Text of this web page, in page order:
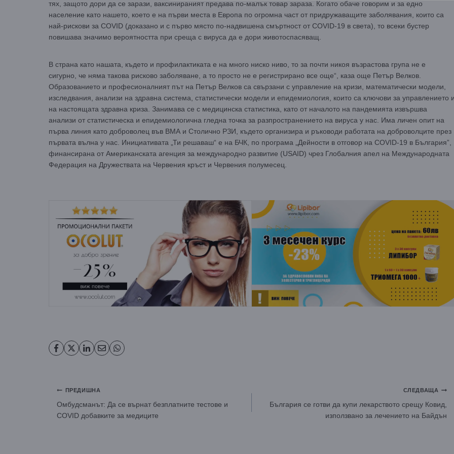
тях, защото дори да се зарази, ваксинираният предава по-малък товар зараза. Когато обаче говорим и за едно
население като нашето, което е на първи места в Европа по огромна част от придружаващите заболявания, които са
най-рискови за COVID (доказано и с първо място по-надвишена смъртност от COVID-19 в света), то всеки бустер
повишава значимо вероятността при среща с вируса да е дори животоспасяващ.
В страна като нашата, където и профилактиката е на много ниско ниво, то за почти никоя възрастова група не е
сигурно, че няма такова рисково заболяване, а то просто не е регистрирано все още“, каза още Петър Велков.
Образованието и професионалният път на Петър Велков са свързани с управление на кризи, математически модели,
изследвания, анализи на здравна система, статистически модели и епидемиология, които са ключови за управлението
на настоящата здравна криза. Занимава се с медицинска статистика, като от началото на пандемията извършва
анализи от статистическа и епидемиологична гледна точка за разпространението на вируса у нас. Има личен опит на
първа линия като доброволец във ВМА и Столично РЗИ, където организира и ръководи работата на доброволците през
първата вълна у нас. Инициативата „Ти решаваш“ е на БЧК, по програма „Дейности в отговор на COVID-19 в България”,
финансирана от Американската агенция за международно развитие (USAID) чрез Глобалния апел на Международната
Федерация на Дружествата на Червения кръст и Червения полумесец.
Навигация
ПРЕДИШНА
Омбудсманът: Да се върнат безплатните тестове и
COVID добавките за медиците
СЛЕДВАЩА
България се готви да купи лекарството срещу Ковид,
използвано за лечението на Байдън